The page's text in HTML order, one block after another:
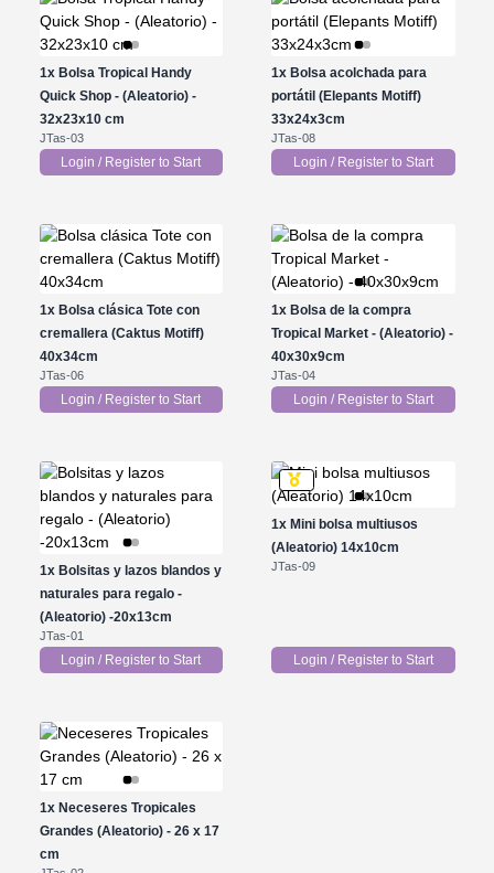
1xBolsa Tropical Handy
Quick Shop - (Aleatorio) -
32x23x10 cm
JTas-03
Login / Register to Start
1x Bolsa acolchada para
portátil (Elepants Motiff)
33x24x3cm
JTas-08
Login / Register to Start
1xBolsa clásica Tote con
cremallera (Caktus Motiff)
40x34cm
JTas-06
Login / Register to Start
1x Bolsa de la compra
Tropical Market - (Aleatorio) -
40x30x9cm
JTas-04
Login / Register to Start
1xBolsitas y lazos blandos y
naturales para regalo -
(Aleatorio) -20x13cm
JTas-01
Login / Register to Start
1x Mini bolsa multiusos
(Aleatorio) 14x10cm
JTas-09
Login / Register to Start
1xNeceseres Tropicales
Grandes (Aleatorio) - 26 x 17
cm